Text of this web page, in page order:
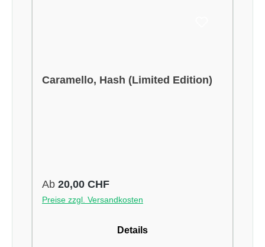
Caramello, Hash (Limited Edition)
Regulärer Preis:
Ab 20,00 CHF
Preise zzgl. Versandkosten
Details